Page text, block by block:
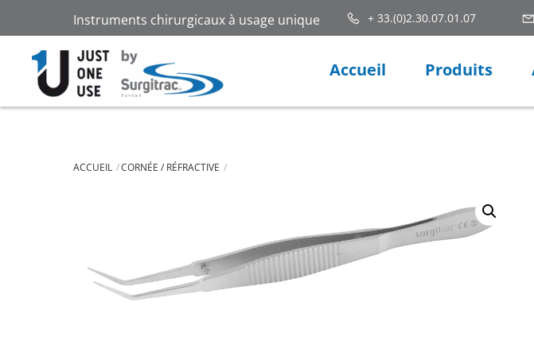
content
Instruments chirurgicaux à usage unique + 33.(0)2.30.07.01.07
Accueil Produits
ACCUEIL CORNÉE / RÉFRACTIVE